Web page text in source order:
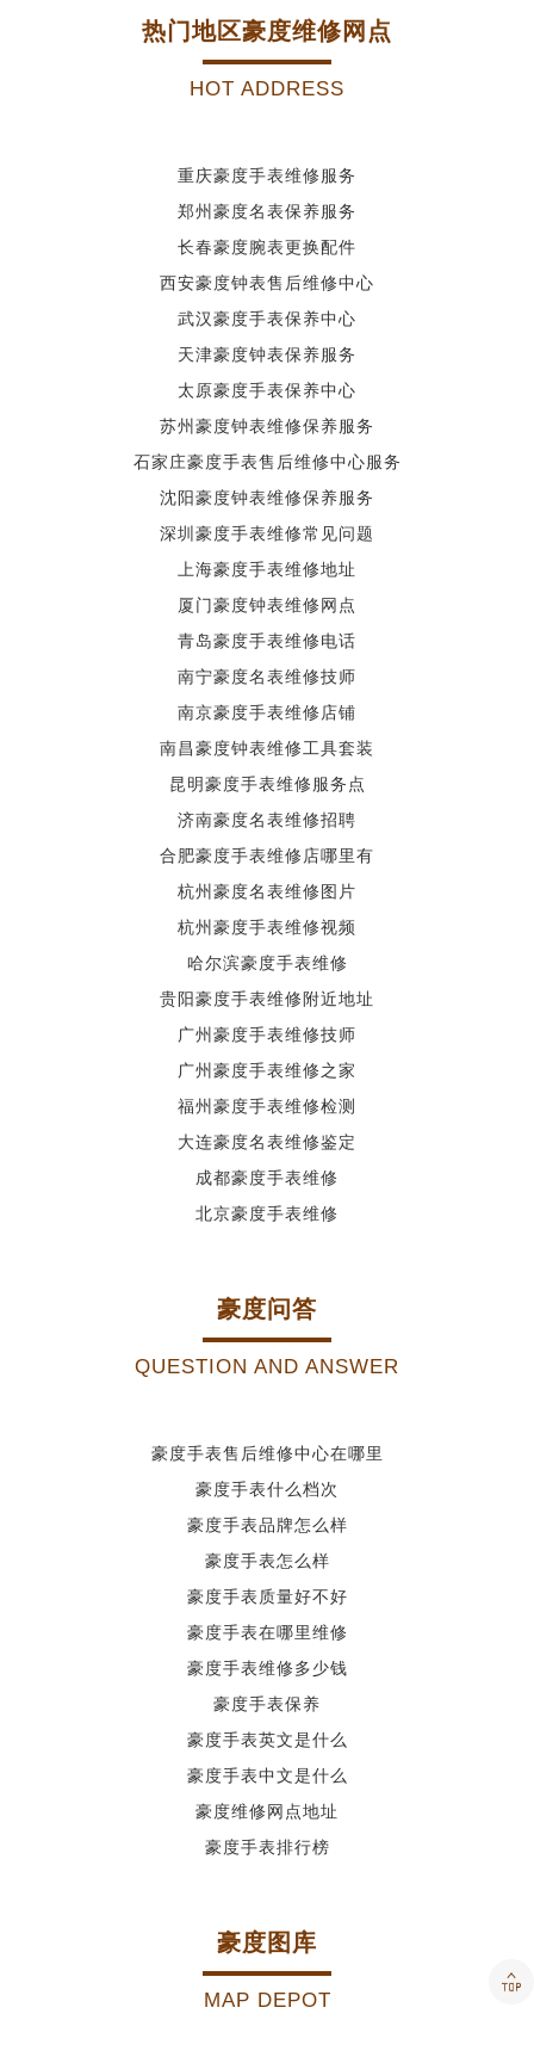
热门地区豪度维修网点
HOT ADDRESS
重庆豪度手表维修服务
郑州豪度名表保养服务
长春豪度腕表更换配件
西安豪度钟表售后维修中心
武汉豪度手表保养中心
天津豪度钟表保养服务
太原豪度手表保养中心
苏州豪度钟表维修保养服务
石家庄豪度手表售后维修中心服务
沈阳豪度钟表维修保养服务
深圳豪度手表维修常见问题
上海豪度手表维修地址
厦门豪度钟表维修网点
青岛豪度手表维修电话
南宁豪度名表维修技师
南京豪度手表维修店铺
南昌豪度钟表维修工具套装
昆明豪度手表维修服务点
济南豪度名表维修招聘
合肥豪度手表维修店哪里有
杭州豪度名表维修图片
杭州豪度手表维修视频
哈尔滨豪度手表维修
贵阳豪度手表维修附近地址
广州豪度手表维修技师
广州豪度手表维修之家
福州豪度手表维修检测
大连豪度名表维修鉴定
成都豪度手表维修
北京豪度手表维修
豪度问答
QUESTION AND ANSWER
豪度手表售后维修中心在哪里
豪度手表什么档次
豪度手表品牌怎么样
豪度手表怎么样
豪度手表质量好不好
豪度手表在哪里维修
豪度手表维修多少钱
豪度手表保养
豪度手表英文是什么
豪度手表中文是什么
豪度维修网点地址
豪度手表排行榜
豪度图库
MAP DEPOT